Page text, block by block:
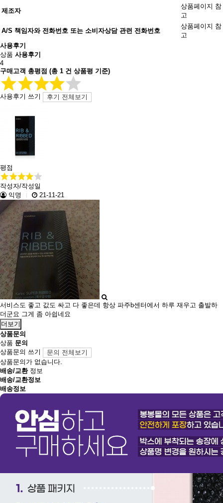
제조자
상품페이지 참
고
A/S 책임자와 전화번호 또는 소비자상담 관련 전화번호
상품페이지 참
고
사용후기
상품 사용후기
4
구매고객 총평점 (총 1 건 상품평 기준)
사용후기 쓰기 후기 전체보기
평점
작성자/작성일
익명
21-11-21
서비스도 좋고 값도 싸고 다 좋은데 항상 파주b센터에서 하루 재우고 출발하
더군요 그게 좀 아쉽네요
더보기
상품문의
상품 문의
상품문의 쓰기
문의 전체보기
상품문의가 없습니다.
배송/교환정보
배송/교환정보
배송정보